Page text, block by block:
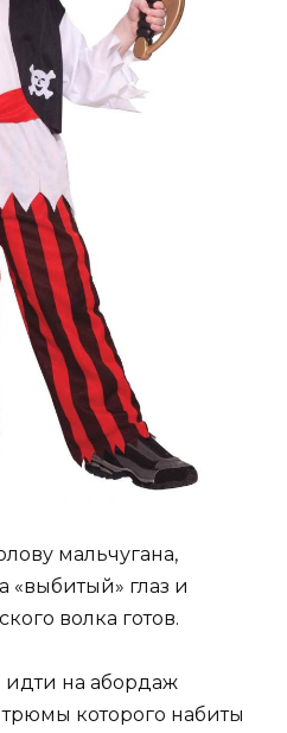
мальчугана,
«выбитый» глаз и
волка готов.
идти на абордаж
которого набиты